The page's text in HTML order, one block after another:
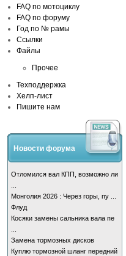
FAQ по мотоциклу
FAQ по форуму
Год по № рамы
Ссылки
Файлы
Прочее
Техподдержка
Хелп-лист
Пишите нам
Новости форума
Отломился вал КПП, возможно ли
Монголия 2026 : Через горы, пу ...
Флуд
Косяки замены сальника вала пе
Замена тормозных дисков
Куплю тормозной шланг передний